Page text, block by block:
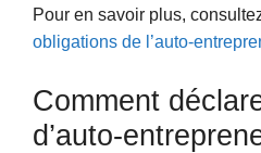
Pour en savoir plus,
obligations de l’auto-
Comment
d’auto-